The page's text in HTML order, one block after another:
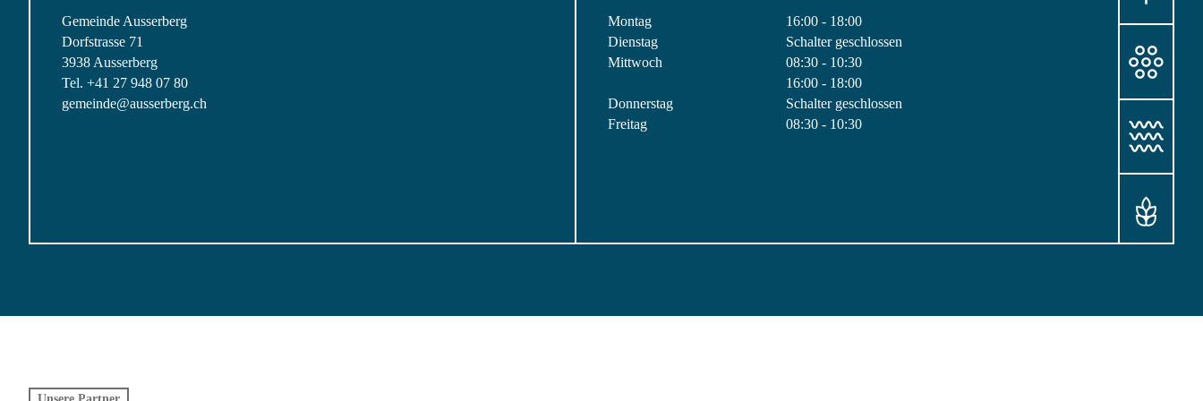
Gemeinde Ausserberg
Dorfstrasse 71
3938 Ausserberg
Tel. +41 27 948 07 80
gemeinde@ausserberg.ch
Montag
16:00 - 18:00
Dienstag
Schalter geschlossen
Mittwoch
08:30 - 10:30
16:00 - 18:00
Donnerstag
Schalter geschlossen
Freitag
08:30 - 10:30